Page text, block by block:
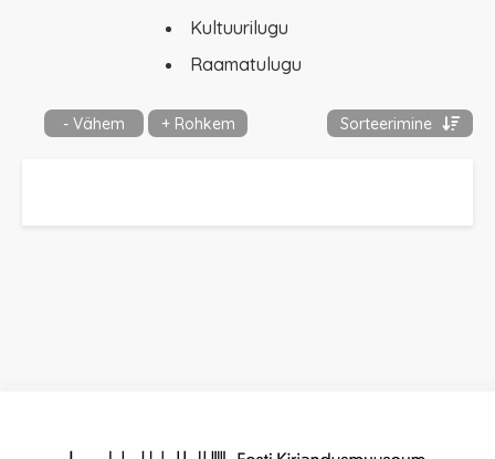
Kultuurilugu
Raamatulugu
- Vähem + Rohkem Sorteerimine